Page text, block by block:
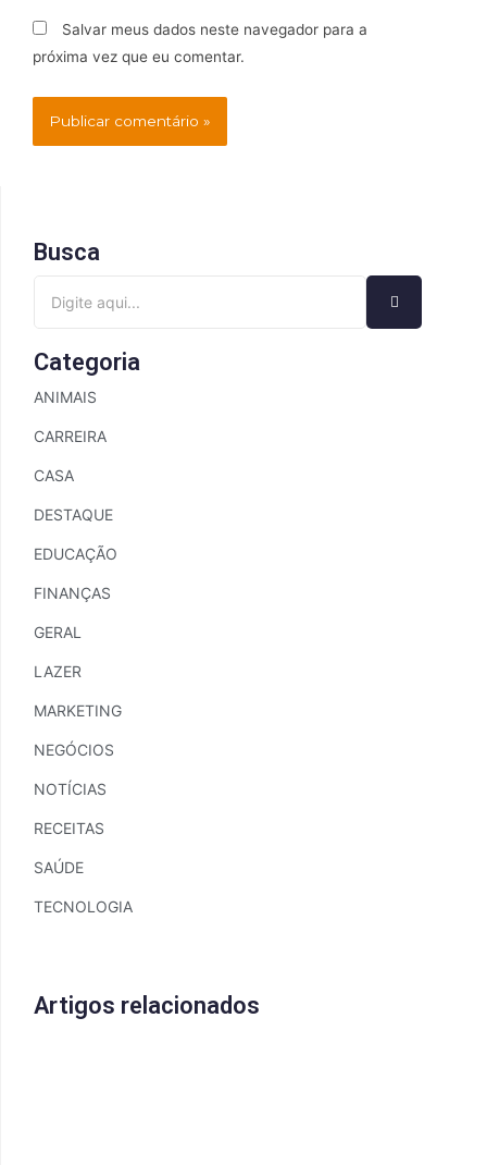
Salvar meus dados neste navegador para a
próxima vez que eu comentar.
Busca
Categoria
ANIMAIS
CARREIRA
CASA
DESTAQUE
EDUCAÇÃO
FINANÇAS
GERAL
LAZER
MARKETING
NEGÓCIOS
NOTÍCIAS
RECEITAS
SAÚDE
TECNOLOGIA
Artigos relacionados